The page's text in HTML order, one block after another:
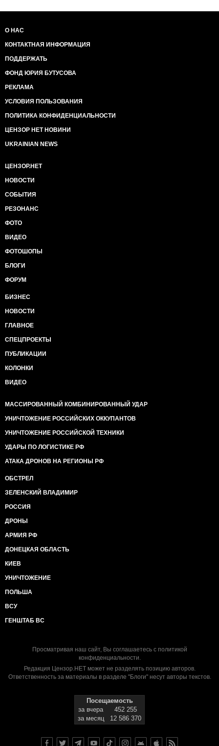
О НАС
КОНТАКТНАЯ ИНФОРМАЦИЯ
ПОДДЕРЖАТЬ
ФОНД ЮРИЯ БУТУСОВА
РЕКЛАМА
УСЛОВИЯ ПОЛЬЗОВАНИЯ
ПОЛИТИКА КОНФИДЕНЦИАЛЬНОСТИ
ЦЕНЗОР НЕТ НОВИНИ
UKRAINIAN NEWS
ЦЕНЗОР.НЕТ
НОВОСТИ
СОБЫТИЯ
РЕЗОНАНС
ФОТО
ВИДЕО
ФОТОШОПЫ
БЛОГИ
ФОРУМ
БИЗНЕС
НОВОСТИ
ГЛАВНОЕ
СПЕЦПРОЕКТЫ
ПУБЛИКАЦИИ
КОЛОНКИ
ВИДЕО
МАССИРОВАННЫЙ КОМБИНИРОВАННЫЙ УДАР
УНИЧТОЖЕНИЕ РОССИЙСКИХ ОККУПАНТОВ
УНИЧТОЖЕНИЕ РОССИЙСКОЙ ТЕХНИКИ
УДАРЫ ПО ЛОГИСТИКЕ РФ
АТАКА ДРОНОВ НА РЕГИОНЫ РФ
ОБСТРЕЛ
ЗЕЛЕНСКИЙ ВЛАДИМИР
РОССИЯ
ДРОНЫ
АРМИЯ РФ
ДОНЕЦКАЯ ОБЛАСТЬ
КИЕВ
УНИЧТОЖЕНИЕ
ПОЛЬША
ВСУ
ГЕНШТАБ ВС
Просматривая наш сайт, Вы соглашаетесь с политикой
конфиденциальности.
Редакция Цензор.НЕТ может не разделять позицию авторов.
Ответственность за материалы в разделе "Блоги" несут авторы текстов.
Посещаемость
за вчера
452 255
за месяц
12 586 370